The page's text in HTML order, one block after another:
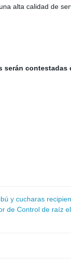
alta calidad de
serán
y cucharas
de Control de raíz